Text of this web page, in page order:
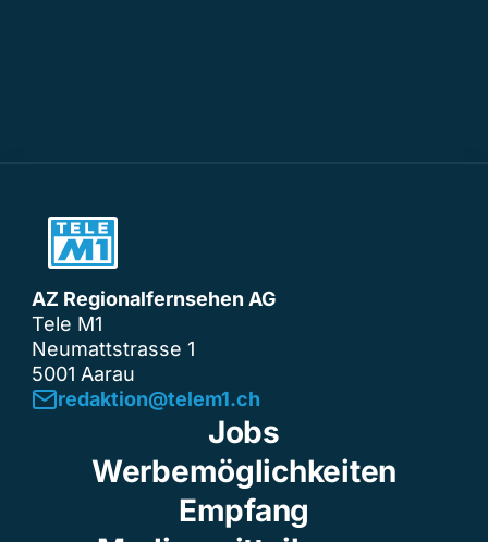
AZ Regionalfernsehen AG
Tele M1
Neumattstrasse 1
5001 Aarau
redaktion@telem1.ch
Jobs
Werbemöglichkeiten
Empfang